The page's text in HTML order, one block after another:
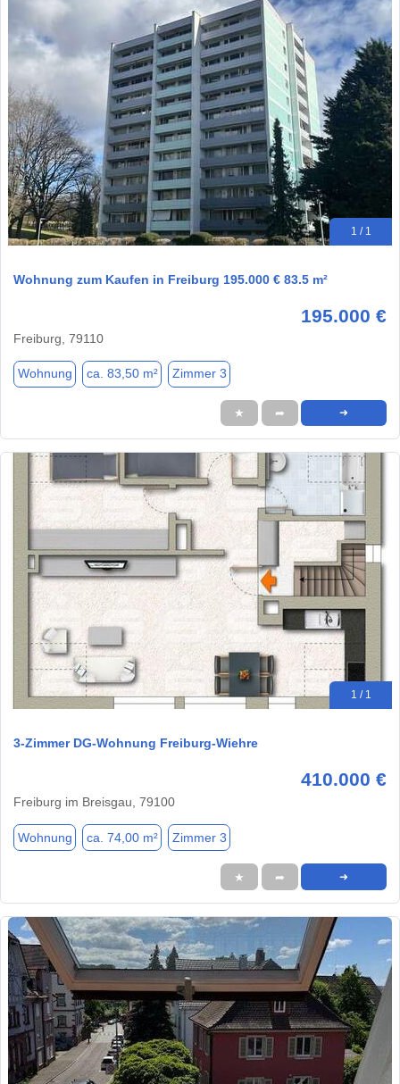
1 / 1
Wohnung zum Kaufen in Freiburg 195.000 € 83.5 m²
195.000 €
Freiburg, 79110
Wohnung ca. 83,50 m² Zimmer 3
★ ➦ ➜
1 / 1
3-Zimmer DG-Wohnung Freiburg-Wiehre
410.000 €
Freiburg im Breisgau, 79100
Wohnung ca. 74,00 m² Zimmer 3
★ ➦ ➜